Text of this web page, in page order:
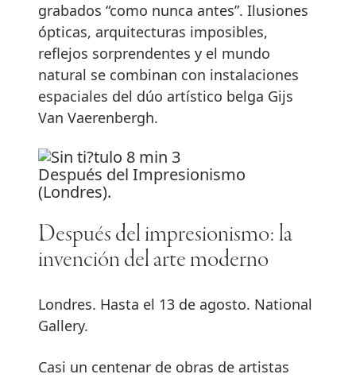
grabados “como nunca antes”. Ilusiones
ópticas, arquitecturas imposibles,
reflejos sorprendentes y el mundo
natural se combinan con instalaciones
espaciales del dúo artístico belga Gijs
Van Vaerenbergh.
Después del Impresionismo
(Londres).
Después del impresionismo: la
invención del arte moderno
Londres. Hasta el 13 de agosto. National
Gallery.
Casi un centenar de obras de artistas